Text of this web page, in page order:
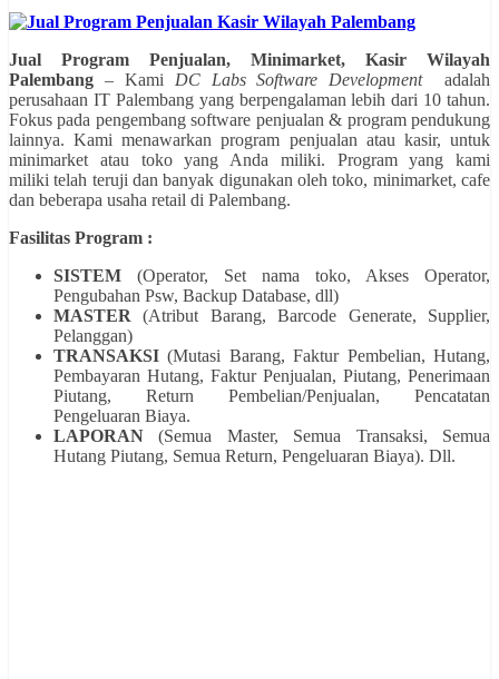
Jual Program Penjualan, Minimarket, Kasir Wilayah
Palembang – Kami DC Labs Software Developmentadalah
perusahaan IT Palembang yang berpengalaman lebih dari 10 tahun.
Fokus pada pengembang software penjualan & program pendukung
lainnya. Kami menawarkan program penjualan atau kasir, untuk
minimarket atau toko yang Anda miliki. Program yang kami
miliki telah teruji dan banyak digunakan oleh toko, minimarket, cafe
dan beberapa usaha retail di Palembang.
Fasilitas Program :
SISTEM (Operator, Set nama toko, Akses Operator,
Pengubahan Psw, Backup Database, dll)
MASTER (Atribut Barang, Barcode Generate, Supplier,
Pelanggan)
TRANSAKSI (Mutasi Barang, Faktur Pembelian, Hutang,
Pembayaran Hutang, Faktur Penjualan, Piutang, Penerimaan
Piutang, Return Pembelian/Penjualan, Pencatatan
Pengeluaran Biaya.
LAPORAN (Semua Master, Semua Transaksi, Semua
Hutang Piutang, Semua Return, Pengeluaran Biaya). Dll.